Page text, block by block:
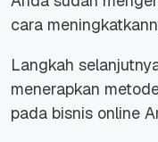
cara
Langkah
menerapkan
pada bisnis online